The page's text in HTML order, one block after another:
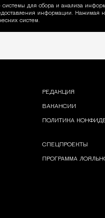
для сбора и анализа
информации. Нажимая
систем.
РЕДАКЦИЯ
ВАКАНСИИ
ПОЛИТИКА
СПЕЦПРОЕКТЫ
ПРОГРАММА